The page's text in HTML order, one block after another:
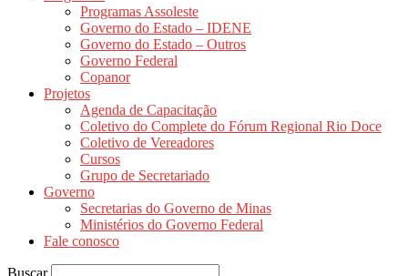
Programas Assoleste
Governo do Estado – IDENE
Governo do Estado – Outros
Governo Federal
Copanor
Projetos
Agenda de Capacitação
Coletivo do Complete do Fórum Regional Rio Doce
Coletivo de Vereadores
Cursos
Grupo de Secretariado
Governo
Secretarias do Governo de Minas
Ministérios do Governo Federal
Fale conosco
Buscar